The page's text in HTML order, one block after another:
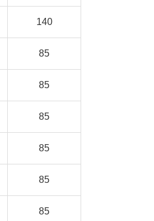
140
85
85
85
85
85
85